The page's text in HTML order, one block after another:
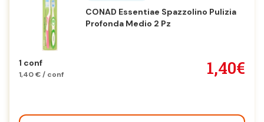
CONAD Essentiae Spazzolino Pulizia
Profonda Medio 2 Pz
1 conf
1,40 € / conf 1,40€